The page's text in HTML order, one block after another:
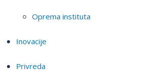
Oprema instituta
Inovacije
Privreda